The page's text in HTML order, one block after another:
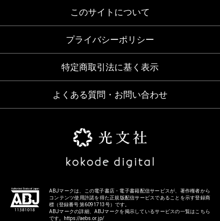
このサイトについて
プライバシーポリシー
特定商取引法に基く表示
よくある質問・お問い合わせ
ABJマークは、この電子書店・電子書籍配信サービスが、著作権者から
コンテンツ使用許諾を得た正規版配信サービスであることを示す登録商
標（登録番号 第6091713号）です。
ABJマークの詳細、ABJマークを掲示しているサービスの一覧はこちら
です。
https://aebs.or.jp/